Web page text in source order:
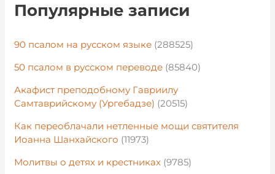
Популярные записи
90 псалом на русском языке (288525)
50 псалом в русском переводе (85840)
Акафист преподобному Гавриилу
Самтаврийскому (Ургебадзе) (20515)
Как переоблачали нетленные мощи святителя
Иоанна Шанхайского (11973)
Молитвы о детях и крестниках (9785)